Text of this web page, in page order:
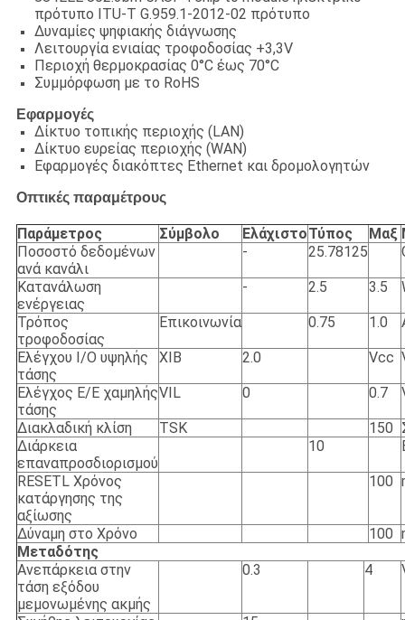
πρότυπο ITU-T G.959.1-2012-02 πρότυπο
Δυναμίες ψηφιακής διάγνωσης
Λειτουργία ενιαίας τροφοδοσίας +3,3V
Περιοχή θερμοκρασίας 0°C έως 70°C
Συμμόρφωση με το RoHS
Εφαρμογές
Δίκτυο τοπικής περιοχής (LAN)
Δίκτυο ευρείας περιοχής (WAN)
Εφαρμογές διακόπτες Ethernet και δρομολογητών
Οπτικές παραμέτρους
Παράμετρος Σύμβολο ΕλάχιστοΤύπος Μαξ
Ποσοστό δεδομένων
ανά κανάλι
- 25.78125
Κατανάλωση
ενέργειας
- 2.5 3.5
Τρόπος
τροφοδοσίας
Επικοινωνία 0.75 1.0
Ελέγχου I/O υψηλής
τάσης
ΧΙΒ 2.0 Vcc
Ελέγχος Ε/Ε χαμηλής
τάσης
VIL 0 0.7
Διακλαδική κλίση TSK 150
Διάρκεια
επαναπροσδιορισμού
10
RESETL Χρόνος
κατάργησης της
αξίωσης
100
Δύναμη στο Χρόνο 100
Μεταδότης
Ανεπάρκεια στην
τάση εξόδου
μεμονωμένης ακμής
0.3 4